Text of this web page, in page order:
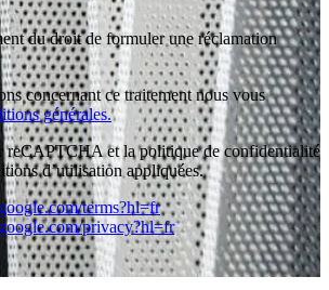
du droit de formuler une réclamation
concernant ce traitement nous vous
générales.
reCAPTCHA et la politique de confidentialité
d’utilisation appliquées.
terms?hl=fr
privacy?hl=fr